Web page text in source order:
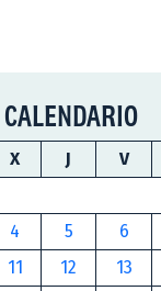
CALENDARIO
X J V
4 5 6
11 12 13